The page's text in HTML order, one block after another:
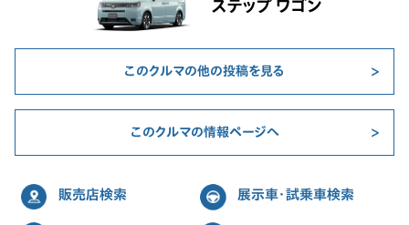
ステップ ワゴン
このクルマの他の投稿を見る
このクルマの情報ページへ
販売店検索 展示車・試乗車検索